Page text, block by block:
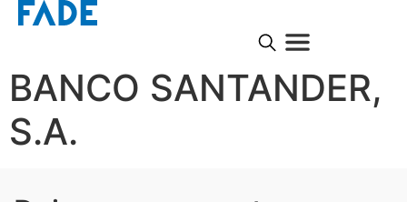
BANCO SANTANDER,
S.A.